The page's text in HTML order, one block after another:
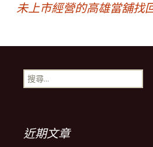
章
導
覽
列
未上市經營的高雄當舖找
搜
尋
近期文章